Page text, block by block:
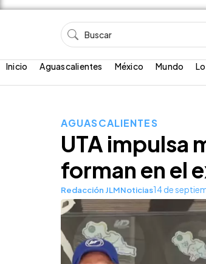
Inicio Aguascalientes México Mundo
AGUASCALIENTES
UTA impulsa
forman en el
Redacción JLMNoticias14 de